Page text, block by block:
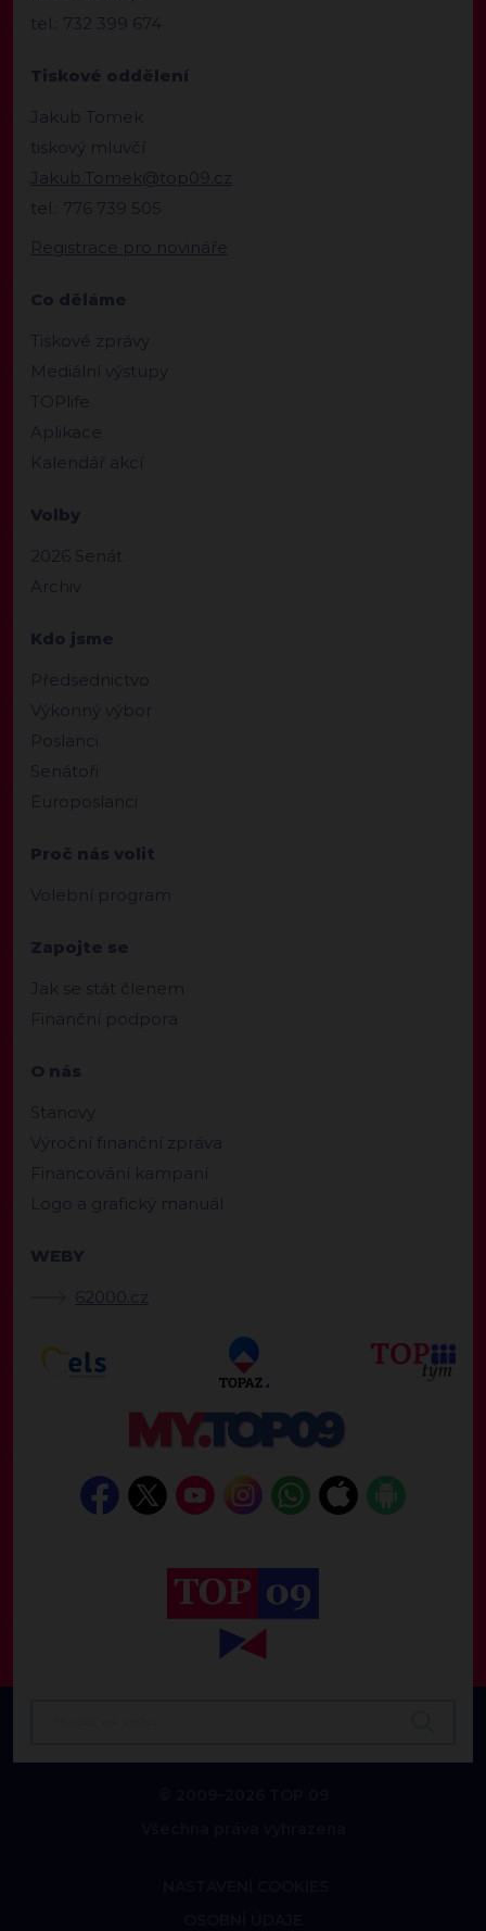
tel.: 732 399 674
Tiskové oddělení
Jakub Tomek
tiskový mluvčí
Jakub.Tomek@top09.cz
tel.: 776 739 505
Registrace pro novináře
Co děláme
Tiskové zprávy
Mediální výstupy
TOPlife
Aplikace
Kalendář akcí
Volby
2026 Senát
Archiv
Kdo jsme
Předsednictvo
Výkonný výbor
Poslanci
Senátoři
Europoslanci
Proč nás volit
Volební program
Zapojte se
Jak se stát členem
Finanční podpora
O nás
Stanovy
Výroční finanční zpráva
Financování kampaní
Logo a grafický manuál
WEBY
62000.cz